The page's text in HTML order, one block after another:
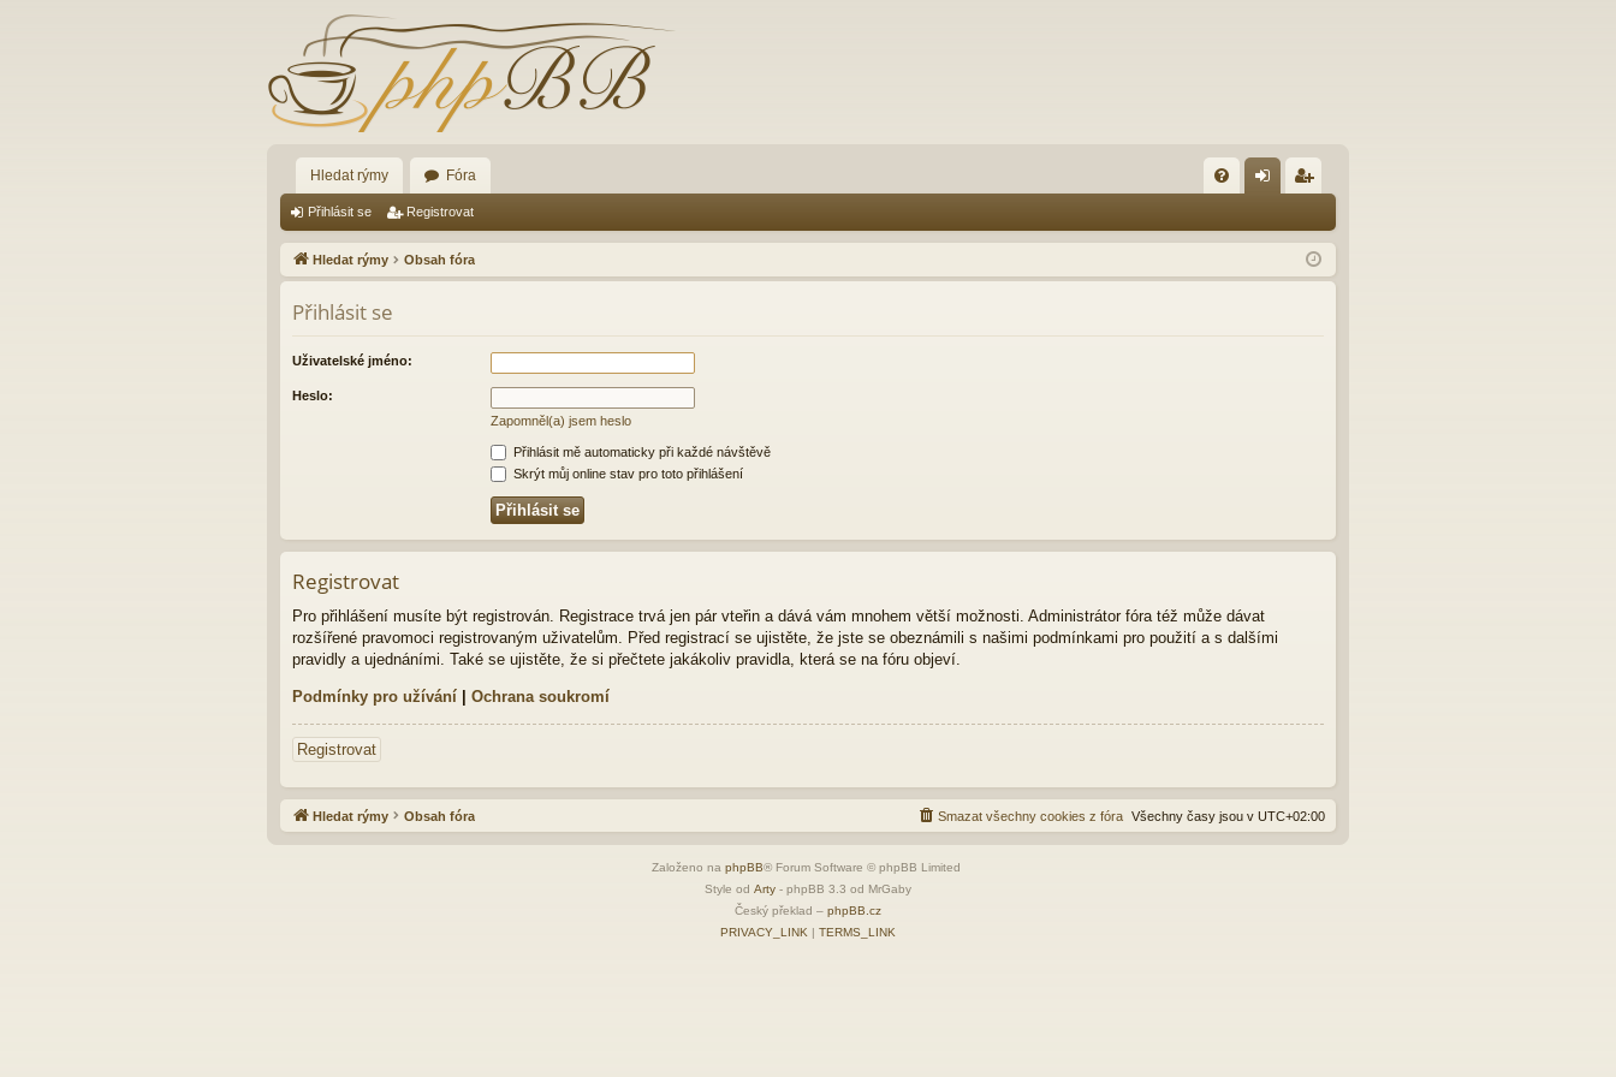
Hledat rýmy Fóra
Q lá
sit
ist
ro
Přihlásit se Registrovat
Hledat rýmy Obsah fóra
Přihlásit se
Uživatelské jméno:
Heslo:
Zapomněl(a) jsem heslo
Přihlásit mě automaticky při každé návštěvě
Skrýt můj online stav pro toto přihlášení
Registrovat
Pro přihlášení musíte být registrován. Registrace trvá jen pár vteřin a dává vám mnohem větší možnosti. Administrátor fóra též může dávat
rozšířené pravomoci registrovaným uživatelům. Před registrací se ujistěte, že jste se obeznámili s našimi podmínkami pro použití a s dalšími
pravidly a ujednáními. Také se ujistěte, že si přečtete jakákoliv pravidla, která se na fóru objeví.
Podmínky pro užívání | Ochrana soukromí
Registrovat
Hledat rýmy Obsah fóra Všechny časy jsou v UTC+02:00
Smazat všechny cookies z fóra
Založeno na phpBB® Forum Software © phpBB Limited
Style od Arty - phpBB 3.3 od MrGaby
Český překlad – phpBB.cz
PRIVACY_LINK | TERMS_LINK